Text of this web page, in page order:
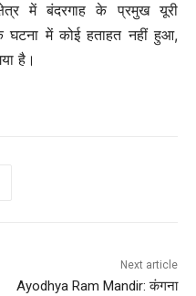
में बंदरगाह के प्रमुख यूरी
घटना में कोई हताहत नहीं हुआ,
है।
Next article
Ayodhya Ram Mandir: कंगना